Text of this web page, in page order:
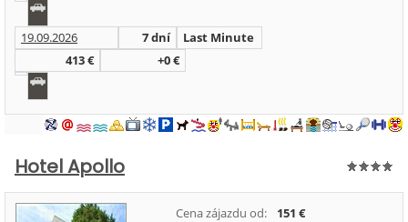
19.09.2026 7 dní
Last Minute
413 €
+0 €
Hotel Apollo
Cena zájazdu od:
151 €